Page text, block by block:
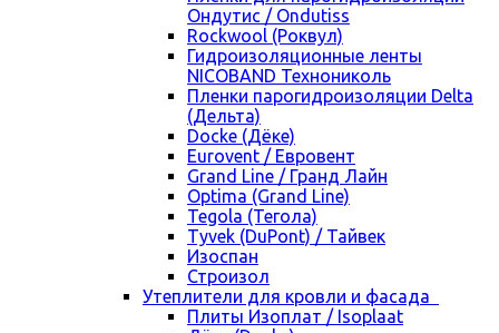
Ондутис / Ondutiss
Rockwool (Роквул)
Гидроизоляционные ленты
NICOBAND Технониколь
Пленки парогидроизоляции Delta
(Дельта)
Docke (Дёке)
Eurovent / Евровент
Grand Line / Гранд Лайн
Optima (Grand Line)
Tegola (Тегола)
Tyvek (DuPont) / Тайвек
Изоспан
Строизол
Утеплители для кровли и фасада
Плиты Изоплат / Isoplaat